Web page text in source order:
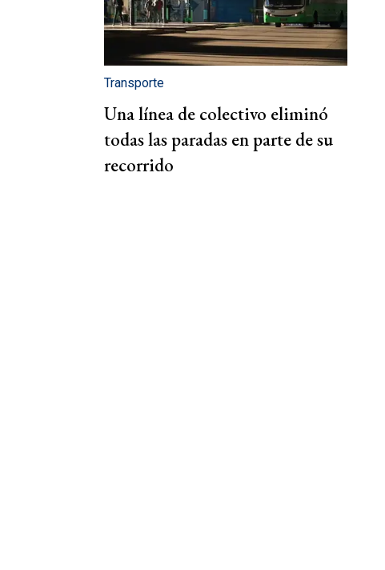
Transporte
Una línea de colectivo eliminó
todas las paradas en parte de su
recorrido